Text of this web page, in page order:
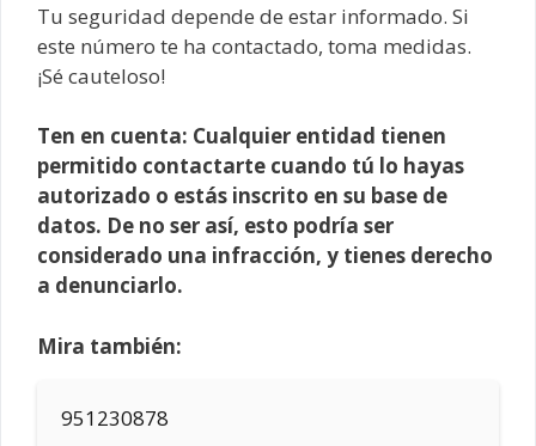
Tu seguridad depende de estar informado. Si
este número te ha contactado, toma medidas.
¡Sé cauteloso!
Ten en cuenta: Cualquier entidad tienen
permitido contactarte cuando tú lo hayas
autorizado o estás inscrito en su base de
datos. De no ser así, esto podría ser
considerado una infracción, y tienes derecho
a denunciarlo.
Mira también:
951230878